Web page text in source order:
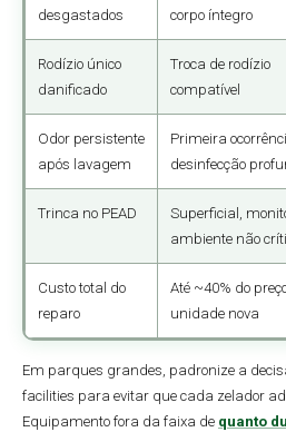
desgastados
corpo íntegro
Rodízio único
danificado
Troca de rodízio
compatível
Odor persistente
após lavagem
Primeira
desinfecção
Trinca no PEAD
Superficial,
ambiente não
Custo total do
reparo
Até ~40% do
unidade nova
Em parques grandes, padronize a
facilities para evitar que cada zelador
Equipamento fora da faixa de quanto